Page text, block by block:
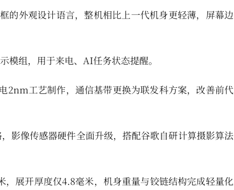
的外观设计语言，整机相比上一代机身更轻薄，屏幕边
组，用于来电、AI任务状态提醒。
2nm工艺制作，通信基带更换为联发科方案，改善前代
影像传感器硬件全面升级，搭配谷歌自研计算摄影算法
展开厚度仅4.8毫米，机身重量与铰链结构完成轻量化